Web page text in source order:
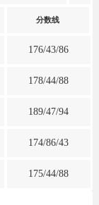
分数线
176/43/86
178/44/88
189/47/94
174/86/43
175/44/88